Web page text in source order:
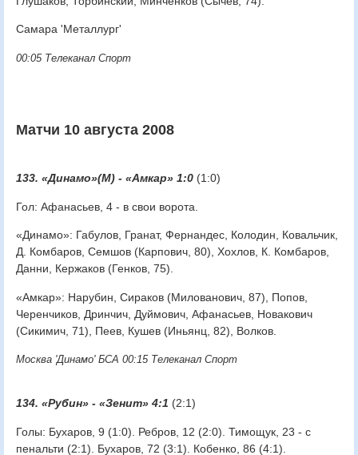
Самара 'Металлург'
00:05 Телеканал Спорт
Матчи 10 августа 2008
133. «Динамо»(М) - «Амкар» 1:0 (1:0)
Гол: Афанасьев, 4 - в свои ворота.
«Динамо»: Габулов, Гранат, Фернандес, Колодин, Ковальчик,
Д. Комбаров, Семшов (Карпович, 80), Хохлов, К. Комбаров,
Данни, Кержаков (Генков, 75).
«Амкар»: Нарубин, Сираков (Милованович, 87), Попов,
Черенчиков, Дринчич, Дуймович, Афанасьев, Новакович
(Сикимич, 71), Пеев, Кушев (Иньянц, 82), Волков.
Москва 'Динамо' БСА 00:15 Телеканал Спорт
134. «Рубин» - «Зенит» 4:1 (2:1)
Голы: Бухаров, 9 (1:0). Ребров, 12 (2:0). Тимощук, 23 - с
пенальти (2:1). Бухаров, 72 (3:1). Кобенко, 86 (4:1).